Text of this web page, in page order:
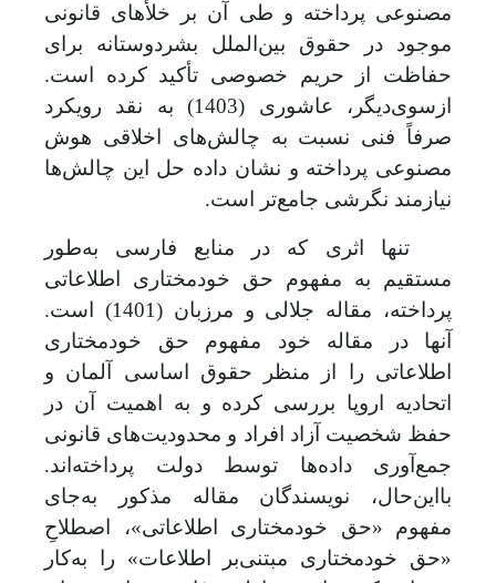
مصنوعی پرداخته و طی آن بر خلأهای قانونی
موجود در حقوق بین‌الملل بشردوستانه برای
حفاظت از حریم خصوصی تأکید کرده است.
از‌سوی‌دیگر، عاشوری (1403) به نقد رویکرد
صرفاً فنی نسبت به چالش‌های اخلاقی هوش
مصنوعی پرداخته و نشان داده حل این چالش‌ها
نیازمند نگرشی جامع‌تر است.
تنها اثری که در منابع فارسی به‌طور
مستقیم به مفهوم حق خودمختاری اطلاعاتی
پرداخته، مقاله جلالی و مرزبان (1401) است.
آنها در مقاله خود مفهوم حق خودمختاری
اطلاعاتی را از منظر حقوق اساسی آلمان و
اتحادیه اروپا بررسی کرده و به اهمیت آن در
حفظ شخصیت آزاد افراد و محدودیت‌های قانونی
جمع‌آوری داده‌ها توسط دولت پرداخته اند.
با اینحال، نویسندگان مقاله مذکور به‌جای
مفهوم «حق خودمختاری اطلاعاتی»، اصطلاحِ
«حق خودمختاری مبتنیبر اطلاعات» را به‌کار